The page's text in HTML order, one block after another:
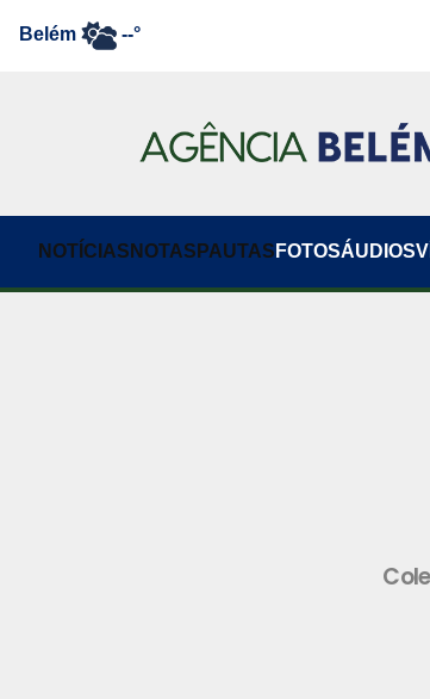
Belém --°
NOTÍCIAS NOTAS PAUTAS FOTOSÁUDIOS